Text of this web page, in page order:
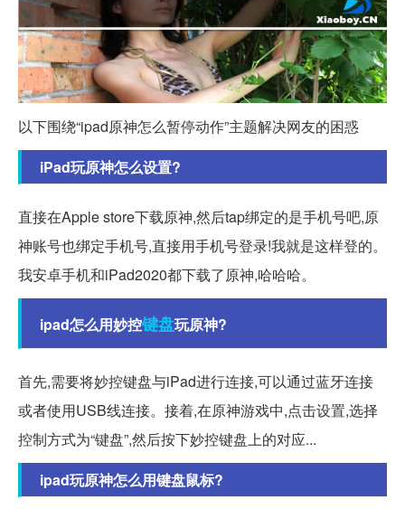
以下围绕“ipad原神怎么暂停动作”主题解决网友的困惑
iPad玩原神怎么设置?
直接在Apple store下载原神,然后tap绑定的是手机号吧,原
神账号也绑定手机号,直接用手机号登录!我就是这样登的。
我安卓手机和iPad2020都下载了原神,哈哈哈。
ipad怎么用妙控键盘玩原神?
首先,需要将妙控键盘与iPad进行连接,可以通过蓝牙连接
或者使用USB线连接。接着,在原神游戏中,点击设置,选择
控制方式为“键盘”,然后按下妙控键盘上的对应...
ipad玩原神怎么用键盘鼠标?